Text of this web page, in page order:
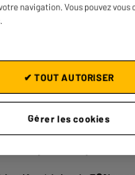
de votre ancien
à vie à partir de6€/
de votre foyer achetés
navigation. Vous pouvez vous
Gérer les cookies
✔ TOUT AUTORISER